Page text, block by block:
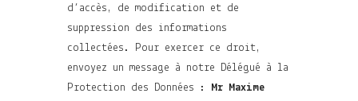
d’accès, de modification et de
suppression des informations
collectées. Pour exercer ce droit,
envoyez un message à notre Délégué à la
Protection des Données : Mr Maxime